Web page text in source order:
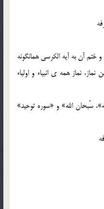
توحید و ختم آن به آیه الکرسی همانگونه
نماز همه ی انبیاء و اولیاء
سُبحان الله» و «سوره توحید»